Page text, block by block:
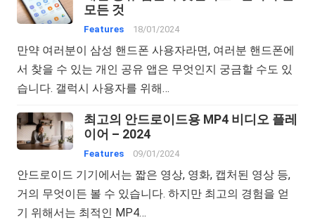
모든 것
Features 18/01/2024
만약 여러분이 삼성 핸드폰 사용자라면, 여러분 핸드폰에
서 찾을 수 있는 개인 공유 앱은 무엇인지 궁금할 수도 있
습니다. 갤럭시 사용자를 위해…
최고의 안드로이드용 MP4 비디오 플레
이어 – 2024
Features 09/01/2024
안드로이드 기기에서는 짧은 영상, 영화, 캡처된 영상 등,
거의 무엇이든 볼 수 있습니다. 하지만 최고의 경험을 얻
기 위해서는 최적인 MP4…